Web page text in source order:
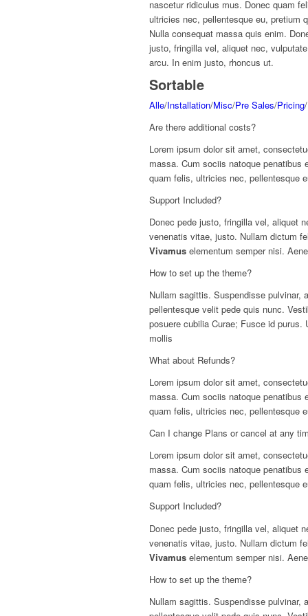
nascetur ridiculus mus. Donec quam
ultricies nec, pellentesque eu, pretium
Nulla consequat massa quis enim.
justo, fringilla vel, aliquet nec,
arcu. In enim justo, rhoncus ut.
Sortable
Alle/Installation/Misc/Pre Sales/Pricing/
Are there additional costs?
Lorem ipsum dolor sit amet,
massa. Cum sociis natoque
quam felis, ultricies nec, pellentesque
Support Included?
Donec pede justo, fringilla vel, aliquet
venenatis vitae, justo. Nullam dictum
Vivamus elementum semper nisi.
How to set up the theme?
Nullam sagittis. Suspendisse pulvinar,
pellentesque velit pede quis nunc.
posuere cubilia Curae; Fusce id
mollis
What about Refunds?
Lorem ipsum dolor sit amet,
massa. Cum sociis natoque penatibus
quam felis, ultricies nec, pellentesque
Can I change Plans or cancel at any
Lorem ipsum dolor sit amet,
massa. Cum sociis natoque
quam felis, ultricies nec, pellentesque
Support Included?
Donec pede justo, fringilla vel, aliquet
venenatis vitae, justo. Nullam dictum
Vivamus elementum semper nisi.
How to set up the theme?
Nullam sagittis. Suspendisse pulvinar,